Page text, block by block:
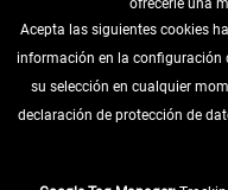
DESISTIR DEL CONTRATO
INFORMACIÓN
ofrecerle una
Acepta las siguientes cookies
información en la configuración
su selección en cualquier
declaración de protección de